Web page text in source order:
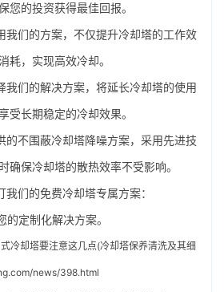
您的投资获得最佳回报。
我们的方案，不仅提升冷却塔的工作效
耗，实现高效冷却。
我们的解决方案，将延长冷却塔的使用
受长期稳定的冷却效果。
的不围蔽冷却塔降噪方案，采用先进技
确保冷却塔的散热效率不受影响。
我们的免费冷却塔专属方案：
的定制化解决方案。
冷却塔要注意这几点(冷却塔保养清洗及其细
news/398.html